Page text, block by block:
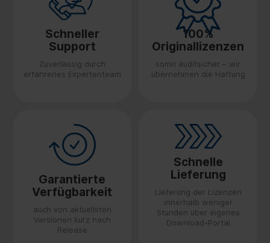
Schneller
Support
Zuverlässig durch
erfahrenes Expertenteam
100%
Originallizenzen
somit auditsicher – wir
übernehmen die Haftung
Garantierte
Verfügbarkeit
auch von aktuellsten
Versionen kurz nach
Release
Schnelle
Lieferung
Lieferung der Lizenzen
innerhalb weniger
Stunden über eigenes
Download-Portal